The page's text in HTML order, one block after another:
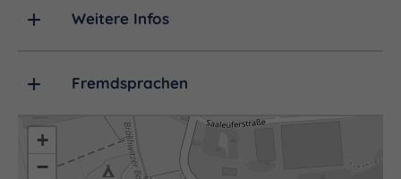
Weitere Infos
Fremdsprachen
+
−